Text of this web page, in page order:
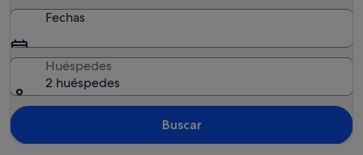
Fechas
Huéspedes
2 huéspedes
Buscar